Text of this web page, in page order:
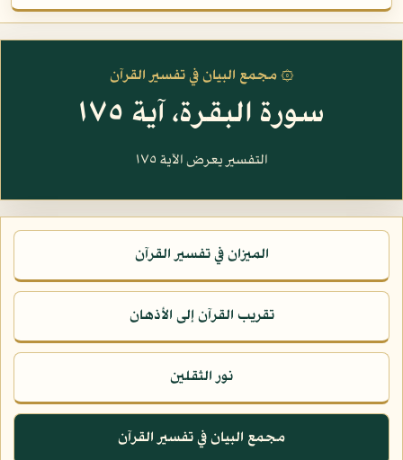
۞ مجمع البيان في تفسير القرآن
سورة البقرة، آية ١٧٥
التفسير يعرض الآية ١٧٥
الميزان في تفسير القرآن
تقريب القرآن إلى الأذهان
نور الثقلين
مجمع البيان في تفسير القرآن